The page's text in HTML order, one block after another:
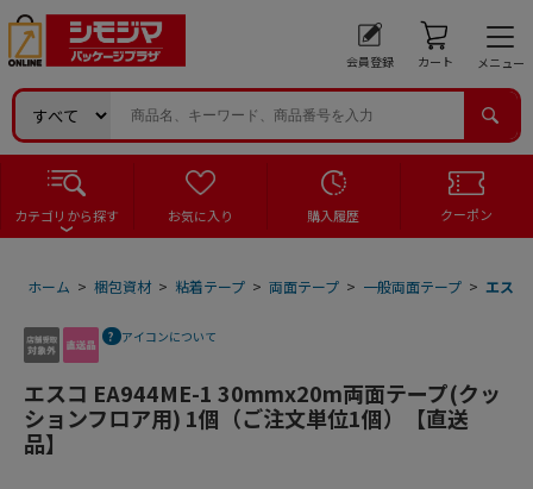
会員登録 カート メニュー
カテゴリから探す お気に入り 購入履歴 クーポン
ホーム > 梱包資材 > 粘着テープ > 両面テープ > 一般両面テープ > エスコ
アイコンについて
エスコ EA944ME-1 30mmx20m両面テープ(クッ
ションフロア用) 1個（ご注文単位1個）【直送
品】